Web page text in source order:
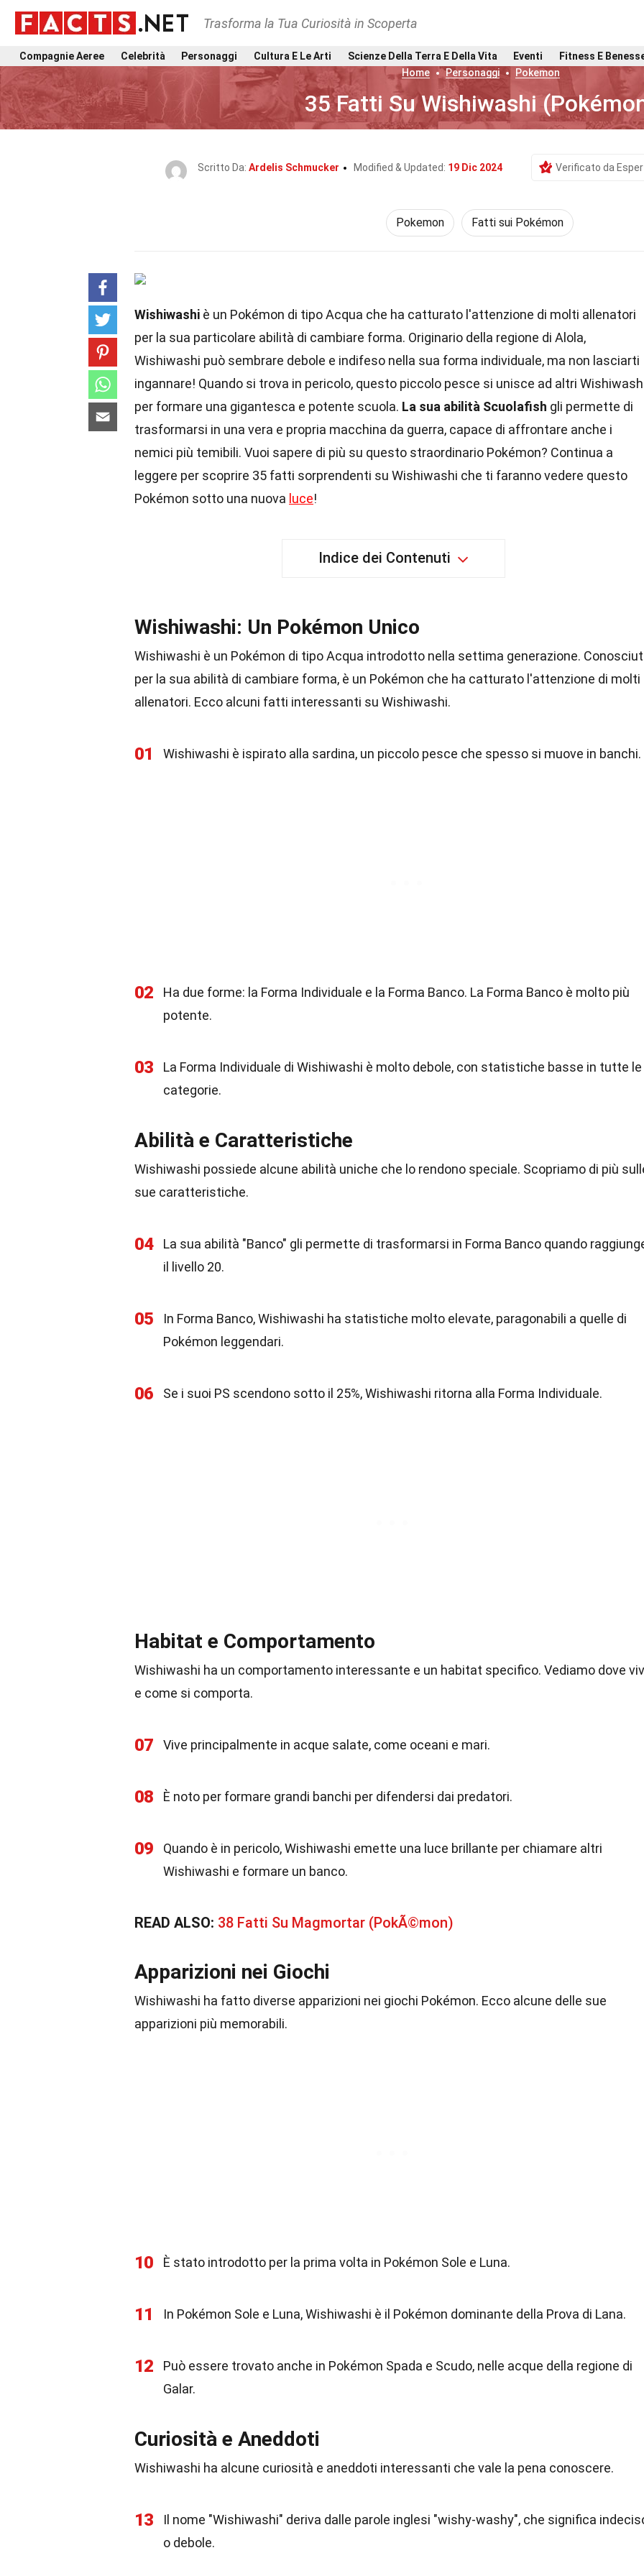
Trasforma la Tua Curiosità in Scoperta
Compagnie Aeree Celebrità Personaggi Cultura E Le Arti Scienze Della Terra E Della Vita Eventi
Fitness E
Home
Personaggi Pokemon
35 Fatti Su Wishiwashi
Scritto Da: Ardelis Schmucker Modified & Updated: 19 Dic 2024 Verificato da
Pokemon Fatti sui Pokémon
Wishiwashi è un Pokémon di tipo Acqua che ha catturato l'attenzione di molti allenatori
per la sua particolare abilità di cambiare forma. Originario della regione di Alola,
Wishiwashi può sembrare debole e indifeso nella sua forma individuale, ma non lasciarti
ingannare! Quando si trova in pericolo, questo piccolo pesce si unisce ad altri
per formare una gigantesca e potente scuola. La sua abilità Scuolafish gli permette di
trasformarsi in una vera e propria macchina da guerra, capace di affrontare anche i
nemici più temibili. Vuoi sapere di più su questo straordinario Pokémon? Continua a
leggere per scoprire 35 fatti sorprendenti su Wishiwashi che ti faranno vedere questo
Pokémon sotto una nuova luce!
Indice dei Contenuti
Wishiwashi: Un Pokémon Unico
Wishiwashi è un Pokémon di tipo Acqua introdotto nella settima generazione.
per la sua abilità di cambiare forma, è un Pokémon che ha catturato l'attenzione di molti
allenatori. Ecco alcuni fatti interessanti su Wishiwashi.
01 Wishiwashi è ispirato alla sardina, un piccolo pesce che spesso si muove in banchi.
02
Ha due forme: la Forma Individuale e la Forma Banco. La Forma Banco è molto più
potente.
03
La Forma Individuale di Wishiwashi è molto debole, con statistiche basse in tutte le
categorie.
Abilità e Caratteristiche
Wishiwashi possiede alcune abilità uniche che lo rendono speciale. Scopriamo di più
sue caratteristiche.
04
La sua abilità "Banco" gli permette di trasformarsi in Forma Banco quando
il livello 20.
05
In Forma Banco, Wishiwashi ha statistiche molto elevate, paragonabili a quelle di
Pokémon leggendari.
06 Se i suoi PS scendono sotto il 25%, Wishiwashi ritorna alla Forma Individuale.
Habitat e Comportamento
Wishiwashi ha un comportamento interessante e un habitat specifico. Vediamo dove
e come si comporta.
07 Vive principalmente in acque salate, come oceani e mari.
08 È noto per formare grandi banchi per difendersi dai predatori.
09
Quando è in pericolo, Wishiwashi emette una luce brillante per chiamare altri
Wishiwashi e formare un banco.
READ ALSO: 38 Fatti Su Magmortar (PokÃ©mon)
Apparizioni nei Giochi
Wishiwashi ha fatto diverse apparizioni nei giochi Pokémon. Ecco alcune delle sue
apparizioni più memorabili.
10 È stato introdotto per la prima volta in Pokémon Sole e Luna.
11 In Pokémon Sole e Luna, Wishiwashi è il Pokémon dominante della Prova di Lana.
12
Può essere trovato anche in Pokémon Spada e Scudo, nelle acque della regione di
Galar.
Curiosità e Aneddoti
Wishiwashi ha alcune curiosità e aneddoti interessanti che vale la pena conoscere.
13
Il nome "Wishiwashi" deriva dalle parole inglesi "wishy-washy", che significa
o debole.